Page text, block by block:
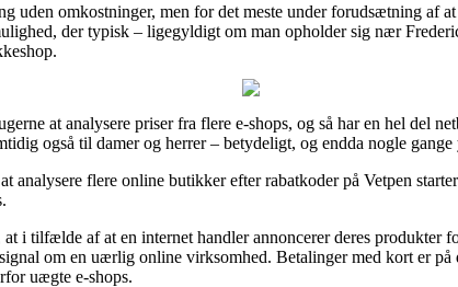
uden omkostninger, men for det meste under forudsætning af
der typisk – ligegyldigt om man opholder sig nær
at analysere priser fra flere e-shops, og så har en hel del
også til damer og herrer – betydeligt, og endda nogle
flere online butikker efter rabatkoder på Vetpen
i tilfælde af at en internet handler annoncerer deres produkter
om en uærlig online virksomhed. Betalinger med kort er
uægte e-shops.